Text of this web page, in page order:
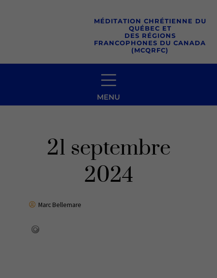
MÉDITATION CHRÉTIENNE DU
QUÉBEC ET
DES RÉGIONS
FRANCOPHONES DU CANADA
(MCQRFC)
MENU
21 septembre
2024
Marc Bellemare